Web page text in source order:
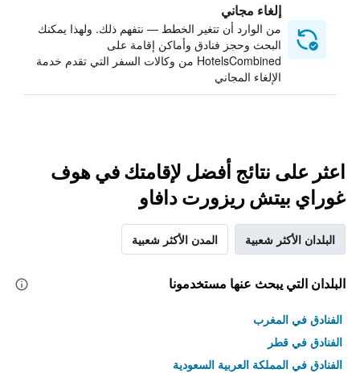
إلغاء مجاني
من الوارد أن تتغير الخطط — نتفهم ذلك. ولهذا يمكنك
البحث وحجز فنادق وأماكن إقامة على
HotelsCombined من وكالات السفر التي تقدم خدمة
الإلغاء المجاني
اعثر على نتائج أفضل لإقامتك في هوف
غوراي بيتش ريزورت دافاو
البلدان الأكثر شعبية المدن الأكثر شعبية
البلدان التي يبحث عنها مستخدمونا
الفنادق في المغرب
الفنادق في قطر
الفنادق في المملكة العربية السعودية